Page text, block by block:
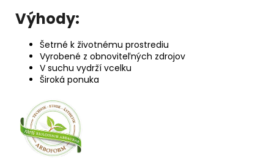
Výhody:
Šetrné k životnému prostrediu
Vyrobené z obnoviteľných zdrojov
V suchu vydrží vcelku
Široká ponuka